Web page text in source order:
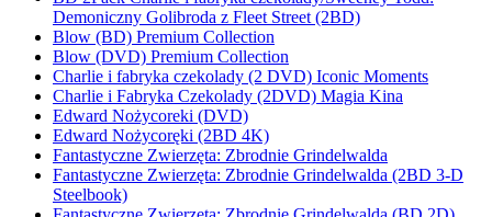
Demoniczny Golibroda z Fleet Street (2BD)
Blow (BD) Premium Collection
Blow (DVD) Premium Collection
Charlie i fabryka czekolady (2 DVD) Iconic Moments
Charlie i Fabryka Czekolady (2DVD) Magia Kina
Edward Nożycoreki (DVD)
Edward Nożycoręki (2BD 4K)
Fantastyczne Zwierzęta: Zbrodnie Grindelwalda
Fantastyczne Zwierzęta: Zbrodnie Grindelwalda (2BD 3-D
Steelbook)